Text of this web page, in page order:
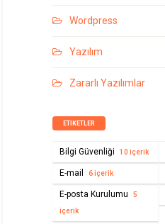
Wordpress
Yazılım
Zararlı Yazılımlar
ETIKETLER
Bilgi Güvenliği 10 içerik
E-mail 6 içerik
E-posta Kurulumu 5
içerik